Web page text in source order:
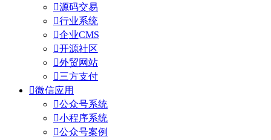
源码交易
行业系统
企业CMS
开源社区
外贸网站
三方支付
微信应用
公众号系统
小程序系统
公众号案例